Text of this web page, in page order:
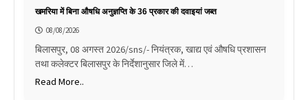
खमरिया में बिना औषधि अनुज्ञप्ति के 36 प्रकार की दवाइयां जब्त
08/08/2026
बिलासपुर, 08 अगस्त 2026/sns/- नियंत्रक, खाद्य एवं औषधि प्रशासन
तथा कलेक्टर बिलासपुर के निर्देशानुसार जिले में…
Read More..